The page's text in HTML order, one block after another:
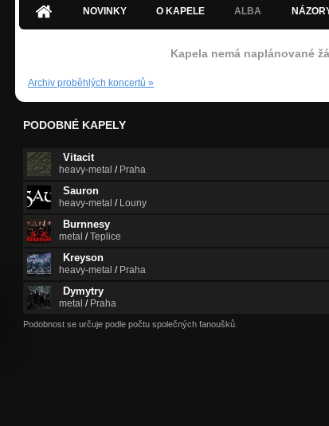
NOVINKY O KAPELE ALBA
Kapela nemá naplánované
Archiv proběhlých koncertů »
PODOBNÉ KAPELY
Vitacit
heavy-metal / Praha
Sauron
heavy-metal / Louny
Burnnesy
metal /Teplice
Kreyson
heavy-metal / Praha
Dymytry
metal / Praha
Podobnost se určuje podle počtu společných fanoušků.